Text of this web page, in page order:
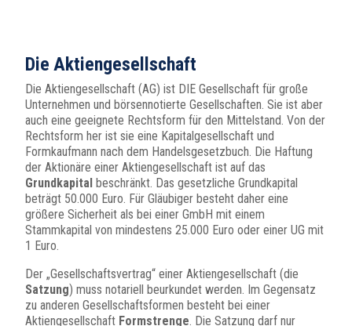
Die Aktiengesellschaft
Die Aktiengesellschaft (AG) ist DIE Gesellschaft für große
Unternehmen und börsennotierte Gesellschaften. Sie ist aber
auch eine geeignete Rechtsform für den Mittelstand. Von der
Rechtsform her ist sie eine Kapitalgesellschaft und
Formkaufmann nach dem Handelsgesetzbuch. Die Haftung
der Aktionäre einer Aktiengesellschaft ist auf das
Grundkapital beschränkt. Das gesetzliche Grundkapital
beträgt 50.000 Euro. Für Gläubiger besteht daher eine
größere Sicherheit als bei einer GmbH mit einem
Stammkapital von mindestens 25.000 Euro oder einer UG mit
1 Euro.
Der „Gesellschaftsvertrag“ einer Aktiengesellschaft (die
Satzung) muss notariell beurkundet werden. Im Gegensatz
zu anderen Gesellschaftsformen besteht bei einer
Aktiengesellschaft Formstrenge. Die Satzung darf nur